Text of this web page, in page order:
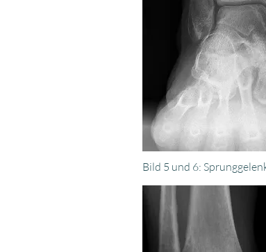
Bild 5 und 6: